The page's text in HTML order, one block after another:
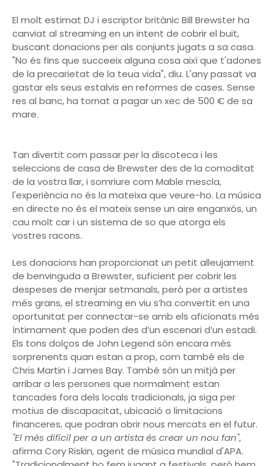
El molt estimat DJ i escriptor britànic Bill Brewster ha
canviat al streaming en un intent de cobrir el buit,
buscant donacions per als conjunts jugats a sa casa.
"No és fins que succeeix alguna cosa així que t'adones
de la precarietat de la teua vida", diu. L'any passat va
gastar els seus estalvis en reformes de cases. Sense
res al banc, ha tornat a pagar un xec de 500 € de sa
mare.
Tan divertit com passar per la discoteca i les
seleccions de casa de Brewster des de la comoditat
de la vostra llar, i somriure com Mable mescla,
l'experiència no és la mateixa que veure-ho. La música
en directe no és el mateix sense un aire enganxós, un
cau molt car i un sistema de so que atorga els
vostres racons.
Les donacions han proporcionat un petit alleujament
de benvinguda a Brewster, suficient per cobrir les
despeses de menjar setmanals, però per a artistes
més grans, el streaming en viu s’ha convertit en una
oportunitat per connectar-se amb els aficionats més
íntimament que poden des d’un escenari d’un estadi.
Els tons dolços de John Legend són encara més
sorprenents quan estan a prop, com també els de
Chris Martin i James Bay. També són un mitjà per
arribar a les persones que normalment estan
tancades fora dels locals tradicionals, ja siga per
motius de discapacitat, ubicació o limitacions
financeres, que podran obrir nous mercats en el futur.
"El més difícil per a un artista és crear un nou fan",
afirma Cory Riskin, agent de música mundial d'APA.